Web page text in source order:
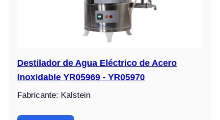
Destilador de Agua Eléctrico de Acero
Inoxidable YR05969 - YR05970
Fabricante: Kalstein